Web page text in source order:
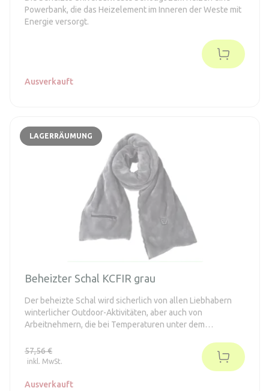
Powerbank, die das Heizelement im Inneren der Weste mit
Energie versorgt.
Ausverkauft
LAGERRÄUMUNG
Beheizter Schal KCFIR grau
Der beheizte Schal wird sicherlich von allen Liebhabern
winterlicher Outdoor-Aktivitäten, aber auch von
Arbeitnehmern, die bei Temperaturen unter dem
einen 7,4V 2100mAh Akku, der bis zu 7 Stunden Betrieb
ermöglicht.
57,56 €
inkl. MwSt.
Ausverkauft